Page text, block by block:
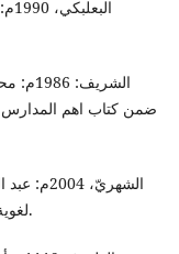
ضمن كتاب اهم المدارس
لغوية تداوليّة، ط1، دار الكتب الجديدة، بيروت- لبنان.